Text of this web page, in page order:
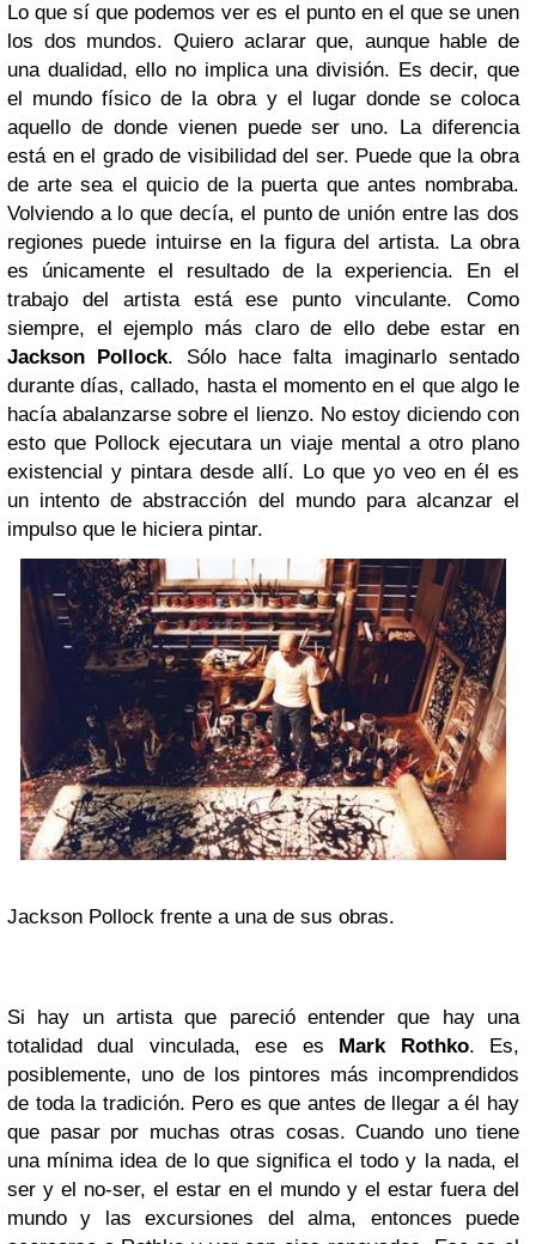
Lo que sí que podemos ver es el punto en el que se unen
los dos mundos. Quiero aclarar que, aunque hable de
una dualidad, ello no implica una división. Es decir, que
el mundo físico de la obra y el lugar donde se coloca
aquello de donde vienen puede ser uno. La diferencia
está en el grado de visibilidad del ser. Puede que la obra
de arte sea el quicio de la puerta que antes nombraba.
Volviendo a lo que decía, el punto de unión entre las dos
regiones puede intuirse en la figura del artista. La obra
es únicamente el resultado de la experiencia. En el
trabajo del artista está ese punto vinculante. Como
siempre, el ejemplo más claro de ello debe estar en
Jackson Pollock. Sólo hace falta imaginarlo sentado
durante días, callado, hasta el momento en el que algo le
hacía abalanzarse sobre el lienzo. No estoy diciendo con
esto que Pollock ejecutara un viaje mental a otro plano
existencial y pintara desde allí. Lo que yo veo en él es
un intento de abstracción del mundo para alcanzar el
impulso que le hiciera pintar.
Jackson Pollock frente a una de sus obras.
Si hay un artista que pareció entender que hay una
totalidad dual vinculada, ese es Mark Rothko. Es,
posiblemente, uno de los pintores más incomprendidos
de toda la tradición. Pero es que antes de llegar a él hay
que pasar por muchas otras cosas. Cuando uno tiene
una mínima idea de lo que significa el todo y la nada, el
ser y el no-ser, el estar en el mundo y el estar fuera del
mundo y las excursiones del alma, entonces puede